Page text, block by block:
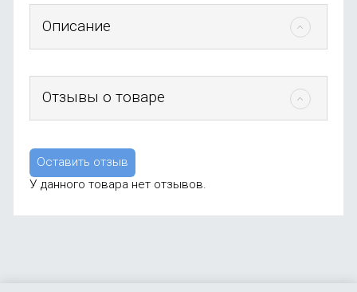
Описание
Отзывы о товаре
Оставить отзыв
У данного товара нет отзывов.